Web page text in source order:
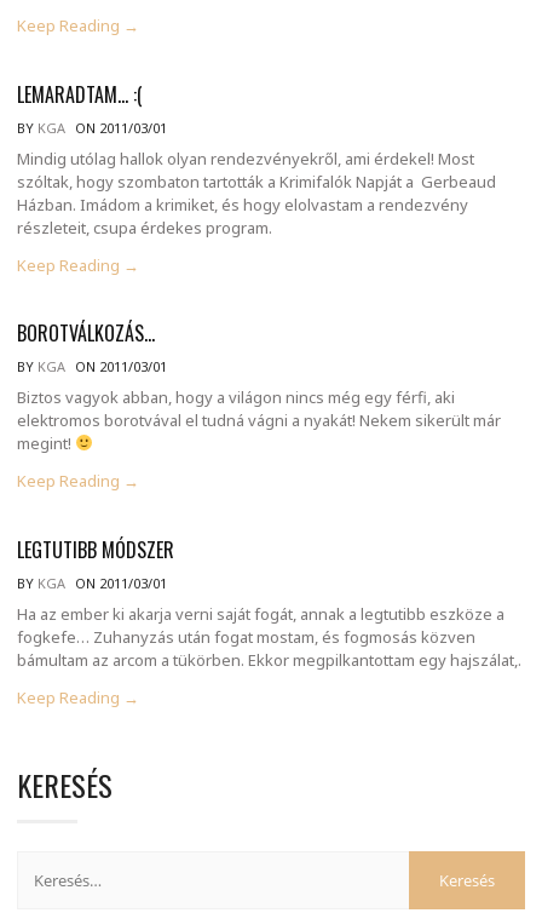
Keep Reading →
LEMARADTAM… :(
BY KGA ON 2011/03/01
Mindig utólag hallok olyan rendezvényekről, ami érdekel! Most
szóltak, hogy szombaton tartották a Krimifalók Napját a Gerbeaud
Házban. Imádom a krimiket, és hogy elolvastam a rendezvény
részleteit, csupa érdekes program.
Keep Reading →
BOROTVÁLKOZÁS…
BY KGA ON 2011/03/01
Biztos vagyok abban, hogy a világon nincs még egy férfi, aki
elektromos borotvával el tudná vágni a nyakát! Nekem sikerült már
megint!
Keep Reading →
LEGTUTIBB MÓDSZER
BY KGA ON 2011/03/01
Ha az ember ki akarja verni saját fogát, annak a legtutibb eszköze a
fogkefe… Zuhanyzás után fogat mostam, és fogmosás közven
bámultam az arcom a tükörben. Ekkor megpilkantottam egy hajszálat,.
Keep Reading →
KERESÉS